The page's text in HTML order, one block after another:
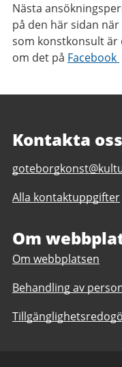
Nästa
på den här sidan
som konstkonsult är
om det på Facebook
Kontakta oss
E-
till
Konst
Alla kontaktuppgifter
Om
Om webbplatsen
Behandling av